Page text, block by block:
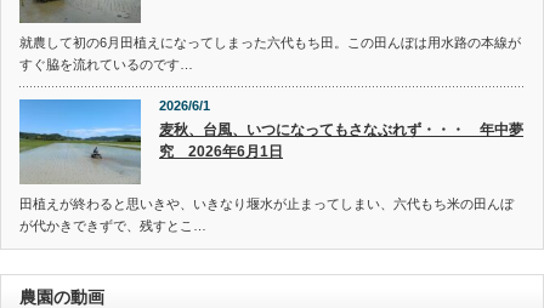
就農して初の6月田植えになってしまった六代もち田。この田んぼは用水路の本線が
すぐ脇を流れているのです…
2026/6/1
麦秋、台風、いつになってもさなぶれず・・・ 年中夢
究 2026年6月1日
田植えが終わると思いきや、いきなり堰水が止まってしまい、六代もち米の田んぼ
が代かきできずで、残すとこ…
農園の動画